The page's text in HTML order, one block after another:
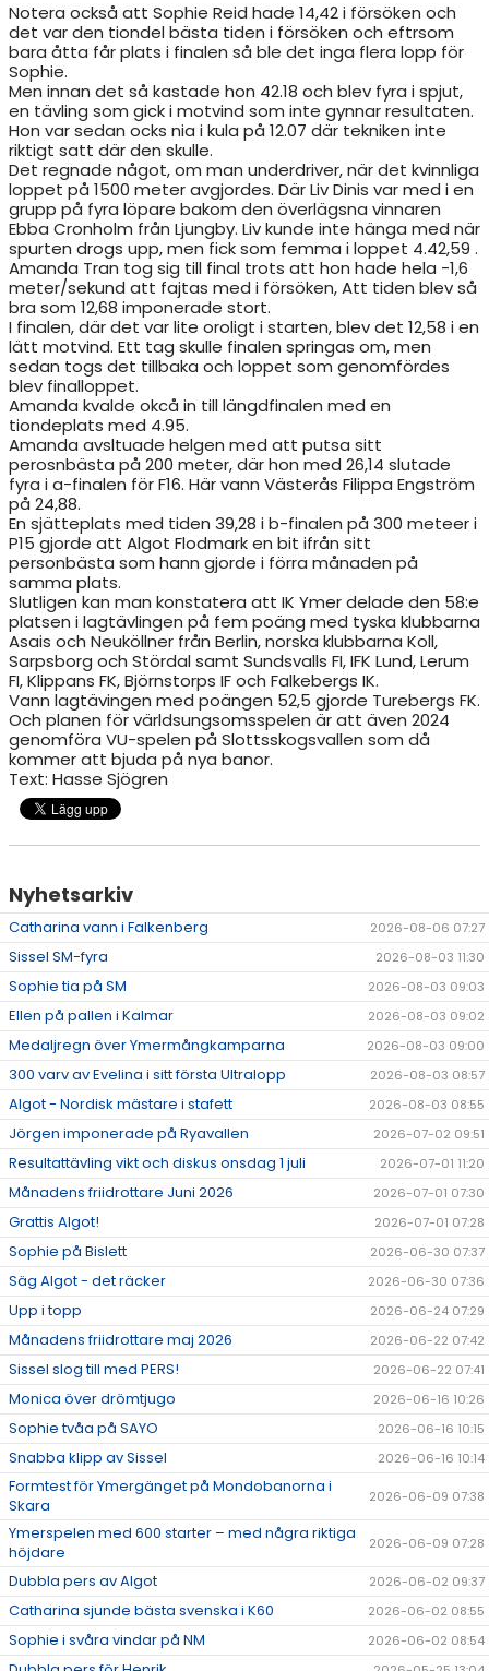
Notera också att Sophie Reid hade 14,42 i försöken och
det var den tiondel bästa tiden i försöken och eftrsom
bara åtta får plats i finalen så ble det inga flera lopp för
Sophie.
Men innan det så kastade hon 42.18 och blev fyra i spjut,
en tävling som gick i motvind som inte gynnar resultaten.
Hon var sedan ocks nia i kula på 12.07 där tekniken inte
riktigt satt där den skulle.
Det regnade något, om man underdriver, när det kvinnliga
loppet på 1500 meter avgjordes. Där Liv Dinis var med i en
grupp på fyra löpare bakom den överlägsna vinnaren
Ebba Cronholm från Ljungby. Liv kunde inte hänga med när
spurten drogs upp, men fick som femma i loppet 4.42,59 .
Amanda Tran tog sig till final trots att hon hade hela -1,6
meter/sekund att fajtas med i försöken, Att tiden blev så
bra som 12,68 imponerade stort.
I finalen, där det var lite oroligt i starten, blev det 12,58 i en
lätt motvind. Ett tag skulle finalen springas om, men
sedan togs det tillbaka och loppet som genomfördes
blev finalloppet.
Amanda kvalde okcå in till längdfinalen med en
tiondeplats med 4.95.
Amanda avsltuade helgen med att putsa sitt
perosnbästa på 200 meter, där hon med 26,14 slutade
fyra i a-finalen för F16. Här vann Västerås Filippa Engström
på 24,88.
En sjätteplats med tiden 39,28 i b-finalen på 300 meteer i
P15 gjorde att Algot Flodmark en bit ifrån sitt
personbästa som hann gjorde i förra månaden på
samma plats.
Slutligen kan man konstatera att IK Ymer delade den 58:e
platsen i lagtävlingen på fem poäng med tyska klubbarna
Asais och Neuköllner från Berlin, norska klubbarna Koll,
Sarpsborg och Stördal samt Sundsvalls FI, IFK Lund, Lerum
FI, Klippans FK, Björnstorps IF och Falkebergs IK.
Vann lagtävingen med poängen 52,5 gjorde Turebergs FK.
Och planen för världsungsomsspelen är att även 2024
genomföra VU-spelen på Slottsskogsvallen som då
kommer att bjuda på nya banor.
Text: Hasse Sjögren
Nyhetsarkiv
Catharina vann i Falkenberg 2026-08-06 07:27
Sissel SM-fyra 2026-08-03 11:30
Sophie tia på SM 2026-08-03 09:03
Ellen på pallen i Kalmar 2026-08-03 09:02
Medaljregn över Ymermångkamparna 2026-08-03 09:00
300 varv av Evelina i sitt första Ultralopp 2026-08-03 08:57
Algot - Nordisk mästare i stafett 2026-08-03 08:55
Jörgen imponerade på Ryavallen 2026-07-02 09:51
Resultattävling vikt och diskus onsdag 1 juli 2026-07-01 11:20
Månadens friidrottare Juni 2026 2026-07-01 07:30
Grattis Algot! 2026-07-01 07:28
Sophie på Bislett 2026-06-30 07:37
Säg Algot - det räcker 2026-06-30 07:36
Upp i topp 2026-06-24 07:29
Månadens friidrottare maj 2026 2026-06-22 07:42
Sissel slog till med PERS! 2026-06-22 07:41
Monica över drömtjugo 2026-06-16 10:26
Sophie tvåa på SAYO 2026-06-16 10:15
Snabba klipp av Sissel 2026-06-16 10:14
Formtest för Ymergänget på Mondobanorna i
Skara
2026-06-09 07:38
Ymerspelen med 600 starter – med några riktiga
höjdare
2026-06-09 07:28
Dubbla pers av Algot 2026-06-02 09:37
Catharina sjunde bästa svenska i K60 2026-06-02 08:55
Sophie i svåra vindar på NM 2026-06-02 08:54